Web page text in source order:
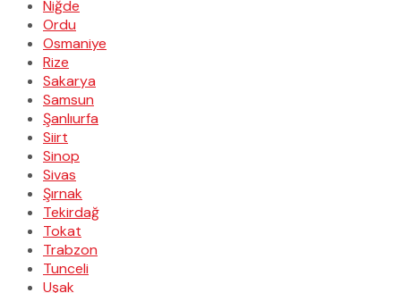
Niğde
Ordu
Osmaniye
Rize
Sakarya
Samsun
Şanlıurfa
Siirt
Sinop
Sivas
Şırnak
Tekirdağ
Tokat
Trabzon
Tunceli
Uşak